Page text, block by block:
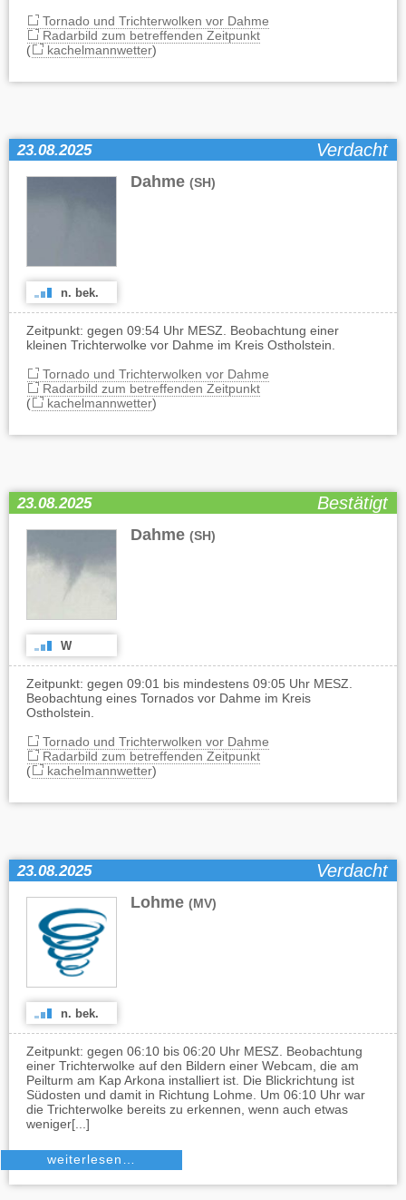
Tornado und Trichterwolken vor Dahme
Radarbild zum betreffenden Zeitpunkt
(
kachelmannwetter)
23.08.2025 Verdacht
Dahme (SH)
n. bek.
Zeitpunkt: gegen 09:54 Uhr MESZ. Beobachtung einer
kleinen Trichterwolke vor Dahme im Kreis Ostholstein.
Tornado und Trichterwolken vor Dahme
Radarbild zum betreffenden Zeitpunkt
(
kachelmannwetter)
23.08.2025 Bestätigt
Dahme (SH)
W
Zeitpunkt: gegen 09:01 bis mindestens 09:05 Uhr MESZ.
Beobachtung eines Tornados vor Dahme im Kreis
Ostholstein.
Tornado und Trichterwolken vor Dahme
Radarbild zum betreffenden Zeitpunkt
(
kachelmannwetter)
23.08.2025 Verdacht
Lohme (MV)
n. bek.
Zeitpunkt: gegen 06:10 bis 06:20 Uhr MESZ. Beobachtung
einer Trichterwolke auf den Bildern einer Webcam, die am
Peilturm am Kap Arkona installiert ist. Die Blickrichtung ist
Südosten und damit in Richtung Lohme. Um 06:10 Uhr war
die Trichterwolke bereits zu erkennen, wenn auch etwas
weniger[...]
weiterlesen…